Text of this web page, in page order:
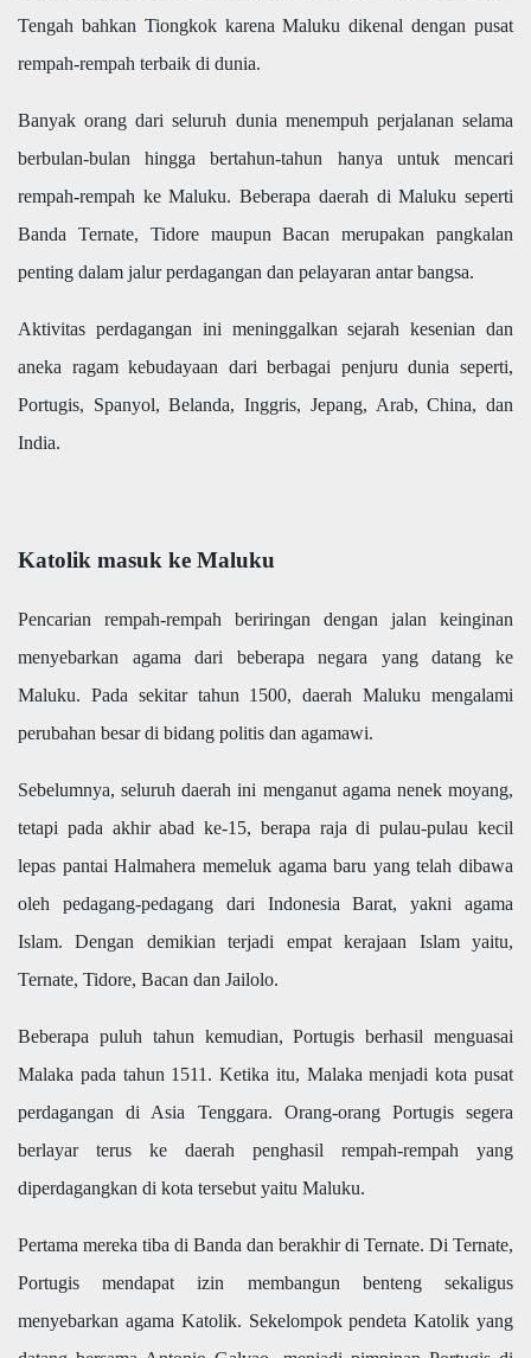
Tengah bahkan Tiongkok karena Maluku dikenal dengan pusat
rempah-rempah terbaik di dunia.
Banyak orang dari seluruh dunia menempuh perjalanan selama
berbulan-bulan hingga bertahun-tahun hanya untuk mencari
rempah-rempah ke Maluku. Beberapa daerah di Maluku seperti
Banda Ternate, Tidore maupun Bacan merupakan pangkalan
penting dalam jalur perdagangan dan pelayaran antar bangsa.
Aktivitas perdagangan ini meninggalkan sejarah kesenian dan
aneka ragam kebudayaan dari berbagai penjuru dunia seperti,
Portugis, Spanyol, Belanda, Inggris, Jepang, Arab, China, dan
India.
Katolik masuk ke Maluku
Pencarian rempah-rempah beriringan dengan jalan keinginan
menyebarkan agama dari beberapa negara yang datang ke
Maluku. Pada sekitar tahun 1500, daerah Maluku mengalami
perubahan besar di bidang politis dan agamawi.
Sebelumnya, seluruh daerah ini menganut agama nenek moyang,
tetapi pada akhir abad ke-15, berapa raja di pulau-pulau kecil
lepas pantai Halmahera memeluk agama baru yang telah dibawa
oleh pedagang-pedagang dari Indonesia Barat, yakni agama
Islam. Dengan demikian terjadi empat kerajaan Islam yaitu,
Ternate, Tidore, Bacan dan Jailolo.
Beberapa puluh tahun kemudian, Portugis berhasil menguasai
Malaka pada tahun 1511. Ketika itu, Malaka menjadi kota pusat
perdagangan di Asia Tenggara. Orang-orang Portugis segera
berlayar terus ke daerah penghasil rempah-rempah yang
diperdagangkan di kota tersebut yaitu Maluku.
Pertama mereka tiba di Banda dan berakhir di Ternate. Di Ternate,
Portugis mendapat izin membangun benteng sekaligus
menyebarkan agama Katolik. Sekelompok pendeta Katolik yang